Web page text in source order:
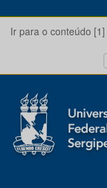
Ir para o conteúdo [1]